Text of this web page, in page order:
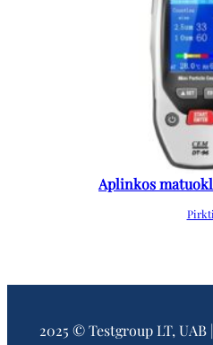
Aplinkos
Pirkti
2025 © Testgroup LT, UAB